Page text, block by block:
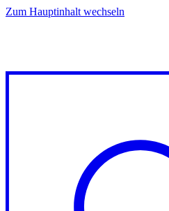
Zum Hauptinhalt wechseln